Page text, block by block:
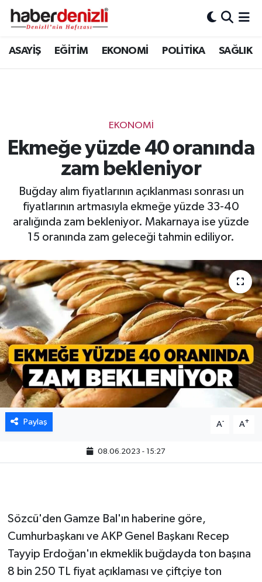
ASAYİŞ EĞİTİM EKONOMİ POLİTİKA SAĞLIK
EKONOMİ
Ekmeğe yüzde 40 oranında
zam bekleniyor
Buğday alım fiyatlarının açıklanması sonrası un
fiyatlarının artmasıyla ekmeğe yüzde 33-40
aralığında zam bekleniyor. Makarnaya ise yüzde
15 oranında zam geleceği tahmin ediliyor.
Paylaş A- A+
08.06.2023 - 15:27
Sözcü'den Gamze Bal'ın haberine göre,
Cumhurbaşkanı ve AKP Genel Başkanı Recep
Tayyip Erdoğan'ın ekmeklik buğdayda ton başına
8 bin 250 TL fiyat açıklaması ve çiftçiye ton
Denizli Nöbetçi Eczaneler
Tüm Manşetler
Son Dakika Haberleri
Haber Arşivi